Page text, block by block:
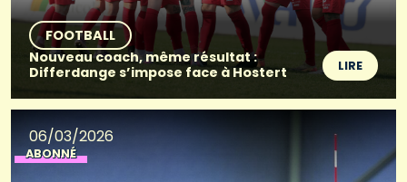
FOOTBALL
Nouveau coach, même résultat :
Differdange s’impose face à Hostert
LIRE
06/03/2026
ABONNÉ